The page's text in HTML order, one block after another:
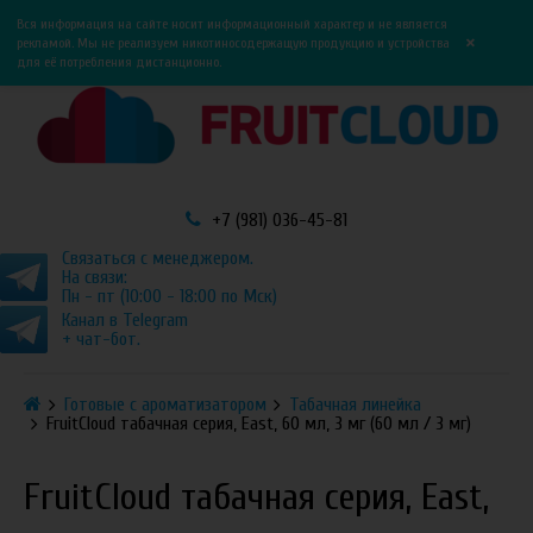
0
Вся информация на сайте носит информационный характер и не является
рекламой. Мы не реализуем никотиносодержащую продукцию и устройства
для её потребления дистанционно.
×
+7 (981) 036-45-81
Связаться с менеджером.
На связи:
Пн - пт (10:00 - 18:00 по Мск)
Канал в Telegram
+ чат-бот.
Готовые с ароматизатором
Табачная линейка
FruitCloud табачная серия, East, 60 мл, 3 мг (60 мл / 3 мг)
FruitCloud табачная серия, East,